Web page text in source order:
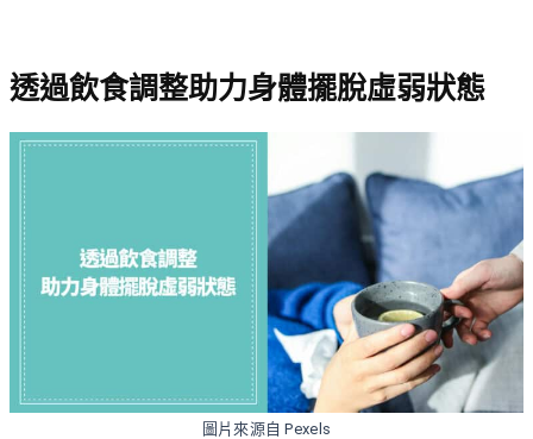
透過飲食調整助力身體擺脫虛弱狀態
圖片來源自 Pexels